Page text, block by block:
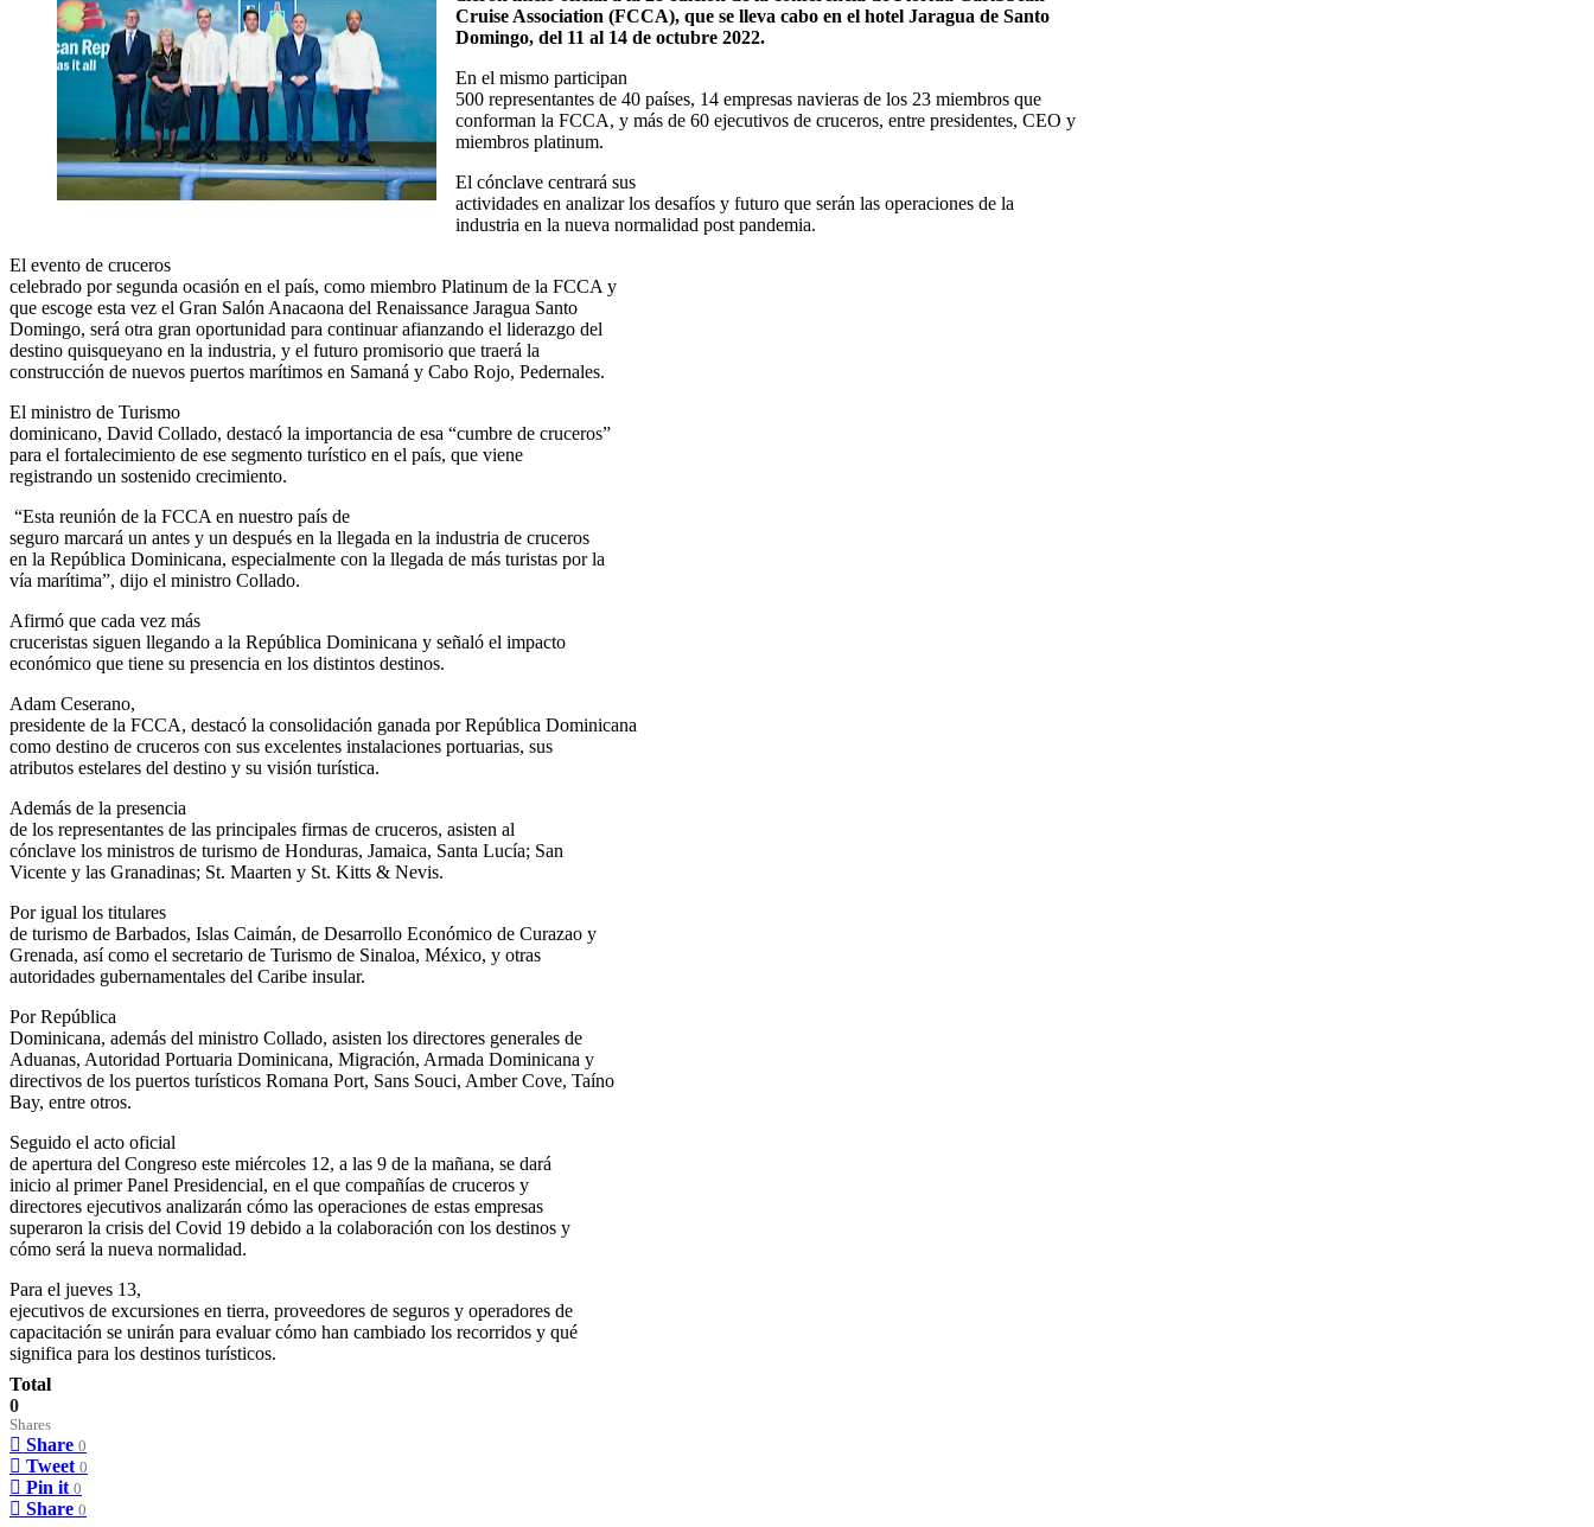
Cruise Association (FCCA), que se lleva cabo en el hotel Jaragua de Santo
Domingo, del 11 al 14 de octubre 2022.
En el mismo participan
500 representantes de 40 países, 14 empresas navieras de los 23 miembros que
conforman la FCCA, y más de 60 ejecutivos de cruceros, entre presidentes, CEO y
miembros platinum.
El cónclave centrará sus
actividades en analizar los desafíos y futuro que serán las operaciones de la
industria en la nueva normalidad post pandemia.
El evento de cruceros
celebrado por segunda ocasión en el país, como miembro Platinum de la FCCA y
que escoge esta vez el Gran Salón Anacaona del Renaissance Jaragua Santo
Domingo, será otra gran oportunidad para continuar afianzando el liderazgo del
destino quisqueyano en la industria, y el futuro promisorio que traerá la
construcción de nuevos puertos marítimos en Samaná y Cabo Rojo, Pedernales.
El ministro de Turismo
dominicano, David Collado, destacó la importancia de esa “cumbre de cruceros”
para el fortalecimiento de ese segmento turístico en el país, que viene
registrando un sostenido crecimiento.
“Esta reunión de la FCCA en nuestro país de
seguro marcará un antes y un después en la llegada en la industria de cruceros
en la República Dominicana, especialmente con la llegada de más turistas por la
vía marítima”, dijo el ministro Collado.
Afirmó que cada vez más
cruceristas siguen llegando a la República Dominicana y señaló el impacto
económico que tiene su presencia en los distintos destinos.
Adam Ceserano,
presidente de la FCCA, destacó la consolidación ganada por República Dominicana
como destino de cruceros con sus excelentes instalaciones portuarias, sus
atributos estelares del destino y su visión turística.
Además de la presencia
de los representantes de las principales firmas de cruceros, asisten al
cónclave los ministros de turismo de Honduras, Jamaica, Santa Lucía; San
Vicente y las Granadinas; St. Maarten y St. Kitts & Nevis.
Por igual los titulares
de turismo de Barbados, Islas Caimán, de Desarrollo Económico de Curazao y
Grenada, así como el secretario de Turismo de Sinaloa, México, y otras
autoridades gubernamentales del Caribe insular.
Por República
Dominicana, además del ministro Collado, asisten los directores generales de
Aduanas, Autoridad Portuaria Dominicana, Migración, Armada Dominicana y
directivos de los puertos turísticos Romana Port, Sans Souci, Amber Cove, Taíno
Bay, entre otros.
Seguido el acto oficial
de apertura del Congreso este miércoles 12, a las 9 de la mañana, se dará
inicio al primer Panel Presidencial, en el que compañías de cruceros y
directores ejecutivos analizarán cómo las operaciones de estas empresas
superaron la crisis del Covid 19 debido a la colaboración con los destinos y
cómo será la nueva normalidad.
Para el jueves 13,
ejecutivos de excursiones en tierra, proveedores de seguros y operadores de
capacitación se unirán para evaluar cómo han cambiado los recorridos y qué
significa para los destinos turísticos.
Total
0
Shares
Share 0
Tweet 0
Pin it 0
Share 0